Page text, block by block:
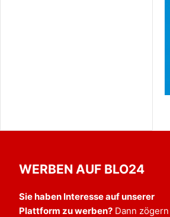
WERBEN AUF BLO24
Sie haben Interesse auf unserer
Plattform zu werben? Dann zögern